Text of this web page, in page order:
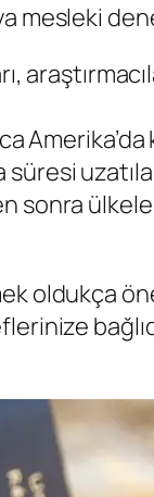
mesleki
Amerika’da
süresi
sonra
oldukça